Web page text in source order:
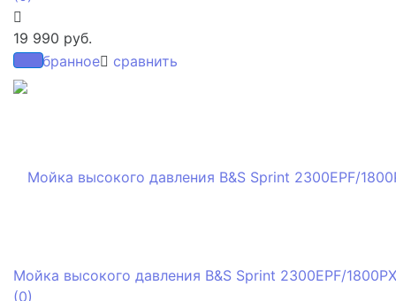
избранное сравнить
19 990 руб.
Мойка высокого давления B&S Sprint 2300EPF/1800PX
(0)